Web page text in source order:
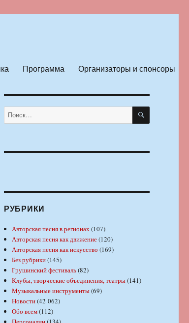
Программа Организаторы и спонсоры
Искать: ПОИСК
РУБРИКИ
Авторская песня в регионах(107)
Авторская песня как движение(120)
Авторская песня как искусство (169)
Без рубрики(145)
Грушинский фестиваль(82)
Клубы, творческие объединения, театры(141)
Музыкальные инструменты(69)
Новости(42 062)
Обо всем(112)